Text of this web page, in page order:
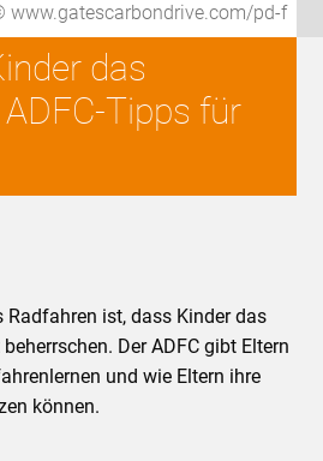
www.gatescarbondrive.com/pd-f
das
Tipps für
ist, dass Kinder das
Der ADFC gibt Eltern
und wie Eltern ihre
können.